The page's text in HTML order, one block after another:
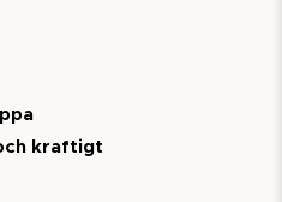
kraftigt